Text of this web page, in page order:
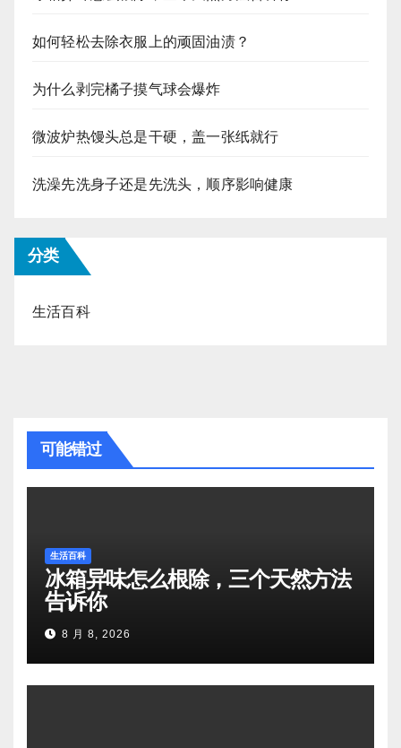
如何轻松去除衣服上的顽固油渍？
为什么剥完橘子摸气球会爆炸
微波炉热馒头总是干硬，盖一张纸就行
洗澡先洗身子还是先洗头，顺序影响健康
分类
生活百科
可能错过
生活百科
冰箱异味怎么根除，三个天然方法
告诉你
8 月 8, 2026